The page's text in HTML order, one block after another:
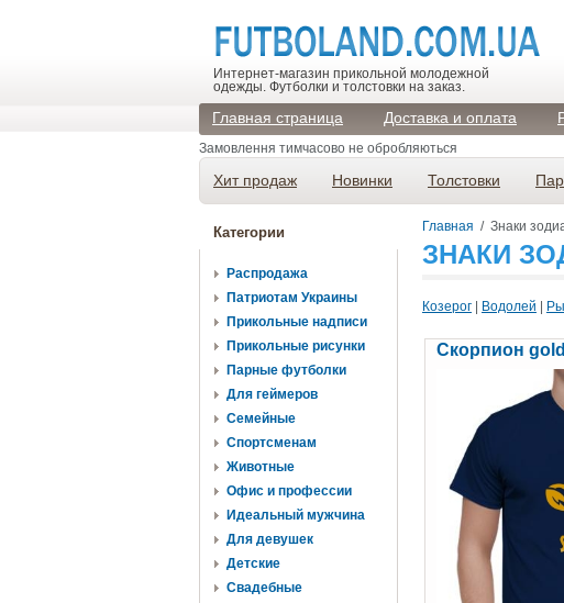
Интернет-магазин прикольной молодежной
одежды. Футболки и толстовки на заказ.
Главная страница Доставка и оплата
Замовлення тимчасово не обробляються
Хит продаж Новинки Толстовки
Категории
Распродажа
Патриотам Украины
Прикольные надписи
Прикольные рисунки
Парные футболки
Для геймеров
Семейные
Спортсменам
Животные
Офис и профессии
Идеальный мужчина
Для девушек
Детские
Свадебные
Главная / Знаки
ЗНАКИ
Козерог Водолей
Скорпион gold